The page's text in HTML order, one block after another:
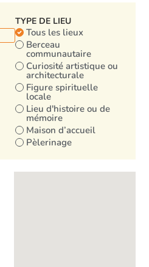
TYPE DE LIEU
Tous les lieux
Berceau
communautaire
Curiosité artistique ou
architecturale
Figure spirituelle
locale
Lieu d'histoire ou de
mémoire
Maison d’accueil
Pèlerinage